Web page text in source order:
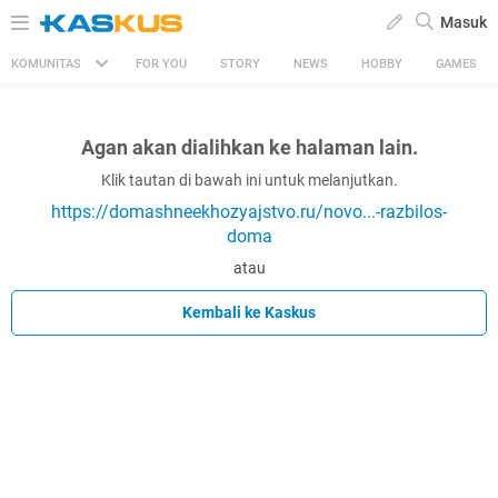
Masuk
KOMUNITAS FOR YOU STORY NEWS HOBBY GAMES
Agan akan dialihkan ke halaman lain.
Klik tautan di bawah ini untuk melanjutkan.
https://domashneekhozyajstvo.ru/novo...-razbilos-
doma
atau
Kembali ke Kaskus